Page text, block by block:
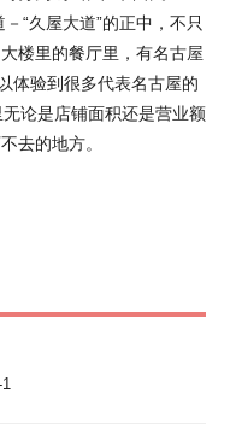
“久屋大道”的正中，不只
楼里的餐厅里，有名古屋
体验到很多代表名古屋的
论是店铺面积还是营业额
去的地方。